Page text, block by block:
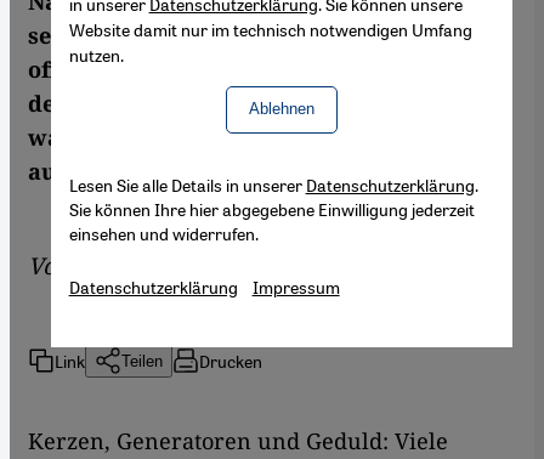
setzen Äthiopien, Ägypten und Sudan jetzt
offenbar auf Kooperation. Politiker
demonstrieren Einigkeit, doch Beobachter
warnen: Noch seien nicht alle Konflikte
ausgeräumt. Von Ludger Schadomsky
Von
Link Teilen Drucken
Kerzen, Generatoren und Geduld: Viele
Website damit nur im technisch notwendigen Umfang
nutzen.
Ablehnen
Lesen Sie alle Details in unserer Datenschutzerklärung.
Sie können Ihre hier abgegebene Einwilligung jederzeit
einsehen und widerrufen.
Datenschutzerklärung Impressum